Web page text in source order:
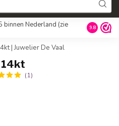
binnen Nederland (zie 9.8
| Juwelier De Vaal
14kt
(1)